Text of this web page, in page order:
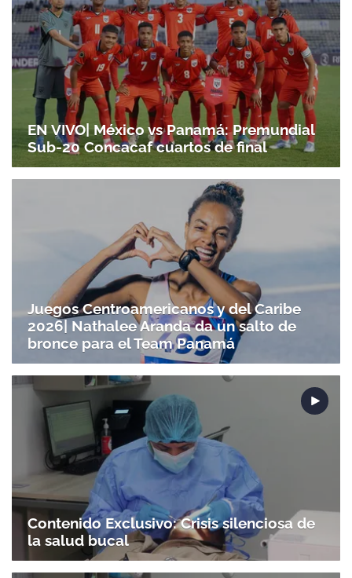
EN VIVO| México vs Panamá: Premundial
Sub-20 Concacaf cuartos de final
Juegos Centroamericanos y del Caribe
2026| Nathalee Aranda da un salto de
bronce para el Team Panamá
Contenido Exclusivo: Crisis silenciosa de
la salud bucal